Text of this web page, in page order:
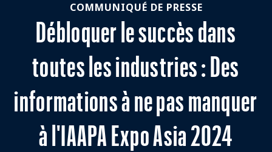
COMMUNIQUÉ DE PRESSE
Débloquer le succès dans
toutes les industries : Des
informations à ne pas manquer
à l'IAAPA Expo Asia 2024